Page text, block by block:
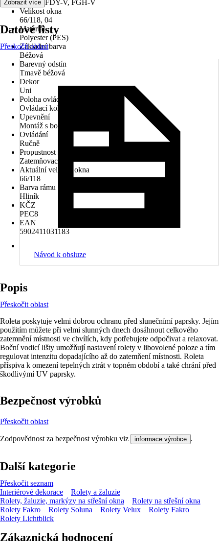
V, PTP, FDY-V, FGH-V
Velikost okna
66/118, 04
Materiál
Polyester (PES)
Základní barva
Béžová
Barevný odstín
Tmavě béžová
Dekor
Uni
Poloha ovládacího mechanismu
Ovládací kolejnice
Upevnění
Montáž s bočním vedením
Ovládání
Ručně
Propustnost světla
Zatemňovací
Aktuální velikost okna
66/118
Barva rámu
Hliník
KČZ
PEC8
EAN
5902411031183
Zobrazit více
Datové listy
Přeskočit oblast
Návod k obsluze
Popis
Přeskočit oblast
Roleta poskytuje velmi dobrou ochranu před slunečnímí paprsky. Jejím
použitím můžete při velmi slunných dnech dosáhnout celkového
zatemnění místnosti ve chvílích, kdy potřebujete odpočivat a relaxovat.
Boční vodicí lišty umožňují nastavení rolety v libovolené poloze a tím
regulovat intenzitu dopadajícího až do zatemňení místnosti. Roleta
příspiva k omezení tepelných ztrát v topném období a také chrání před
škodlivýmí UV paprsky.
Bezpečnost výrobků
Přeskočit oblast
Zodpovědnost za bezpečnost výrobku viz informace výrobce .
Další kategorie
Přeskočit seznam
Interiérové dekorace
Rolety a žaluzie
Rolety, žaluzie, markýzy na střešní okna
Rolety na střešní okna
Rolety Fakro
Rolety Soluna Rolety Velux
Rolety Fakro
Rolety Lichtblick
Zákaznická hodnocení